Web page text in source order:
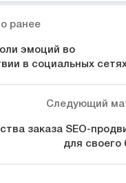
ранее
эмоций во
в социальных
Следующий
заказа SEO-
для своего